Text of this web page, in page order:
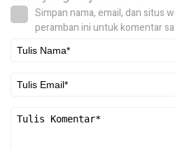
Simpan nama, email, dan situs
peramban ini untuk komentar